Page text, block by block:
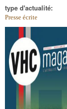
type d'actualité:
Presse écrite